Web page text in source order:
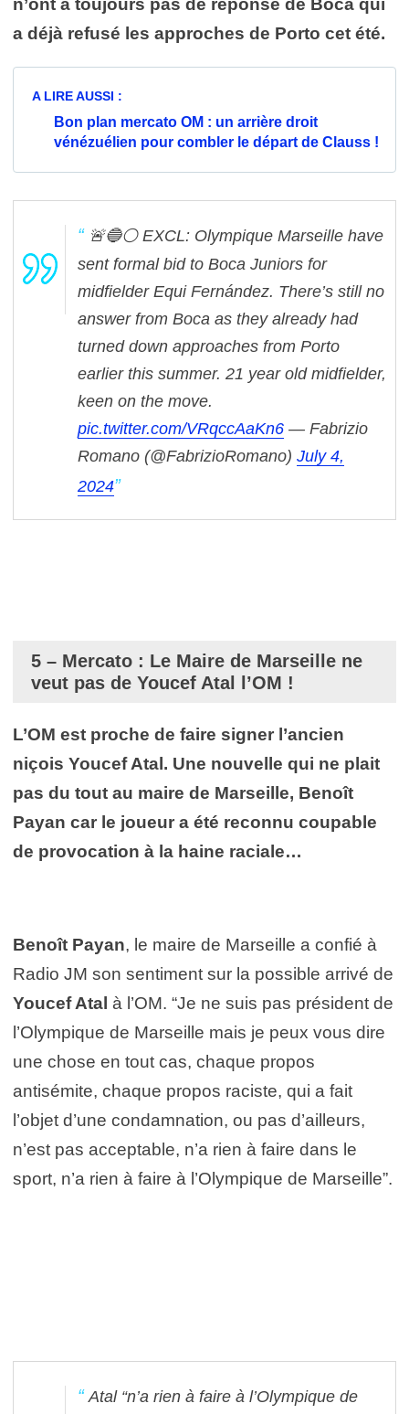
a déjà refusé les approches de Porto cet été.
A LIRE AUSSI :
Bon plan mercato OM : un arrière droit
vénézuélien pour combler le départ de Clauss !
🚨🔵⚪️ EXCL: Olympique Marseille have
sent formal bid to Boca Juniors for
midfielder Equi Fernández. There’s still no
answer from Boca as they already had
turned down approaches from Porto
earlier this summer. 21 year old midfielder,
keen on the move.
pic.twitter.com/VRqccAaKn6 — Fabrizio
Romano (@FabrizioRomano) July 4,
2024
5 – Mercato : Le Maire de Marseille ne
veut pas de Youcef Atal l’OM !
L’OM est proche de faire signer l’ancien
niçois Youcef Atal. Une nouvelle qui ne plait
pas du tout au maire de Marseille, Benoît
Payan car le joueur a été reconnu coupable
de provocation à la haine raciale…
Benoît Payan, le maire de Marseille a confié à
Radio JM son sentiment sur la possible arrivé de
Youcef Atal à l’OM. “Je ne suis pas président de
l’Olympique de Marseille mais je peux vous dire
une chose en tout cas, chaque propos
antisémite, chaque propos raciste, qui a fait
l’objet d’une condamnation, ou pas d’ailleurs,
n’est pas acceptable, n’a rien à faire dans le
sport, n’a rien à faire à l’Olympique de Marseille”.
Atal “n’a rien à faire à l’Olympique de